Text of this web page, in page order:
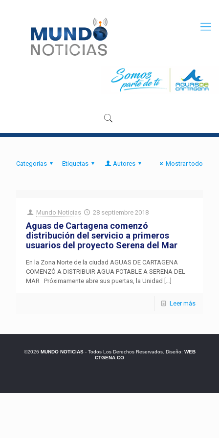
Categorias Etiquetas Autores Mostrar todo
Mundo Noticias 28 septiembre 2018
Aguas de Cartagena comenzó
distribución del servicio a primeros
usuarios del proyecto Serena del Mar
En la Zona Norte de la ciudad AGUAS DE CARTAGENA
COMENZÓ A DISTRIBUIR AGUA POTABLE A SERENA DEL
MAR Próximamente abre sus puertas, la Unidad […]
Leer más
©2026 MUNDO NOTICIAS- Todos Los Derechos Reservados. Diseño: WEB
CTGENA.CO